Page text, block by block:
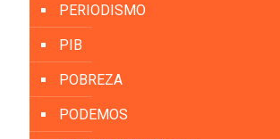
PERIODISMO
PIB
POBREZA
PODEMOS